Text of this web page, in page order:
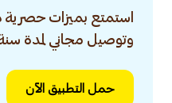
استمتع بميزات
وتوصيل مجاني لمدة
حمل التطبيق الآن